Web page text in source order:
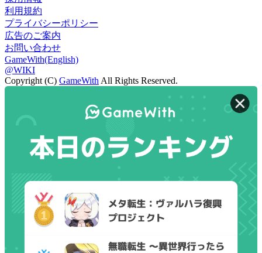
利用規約
プライバシーポリシー
広告のご案内
お問い合わせ
GameWith(English)
@WIKI
Copyright (C) GameWith All Rights Reserved.